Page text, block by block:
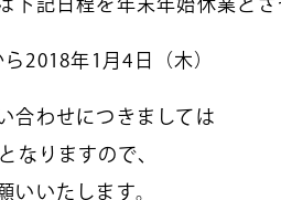
2018年1月4日（木）
合わせにつきましては
なりますので、
いいたします。